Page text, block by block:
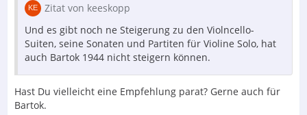
Zitat von keeskopp
Und es gibt noch ne Steigerung zu den Violncello-
Suiten, seine Sonaten und Partiten für Violine Solo, hat
auch Bartok 1944 nicht steigern können.
Hast Du vielleicht eine Empfehlung parat? Gerne auch für
Bartok.